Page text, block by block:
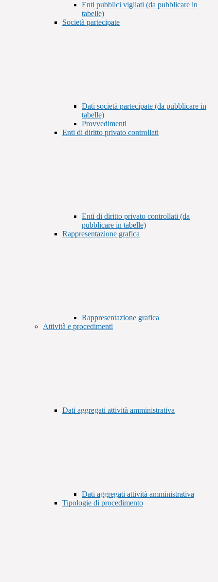
Enti pubblici vigilati (da pubblicare in
tabelle)
Società partecipate
Dati società partecipate (da pubblicare in
tabelle)
Provvedimenti
Enti di diritto privato controllati
Enti di diritto privato controllati (da
pubblicare in tabelle)
Rappresentazione grafica
Rappresentazione grafica
Attività e procedimenti
Dati aggregati attività amministrativa
Dati aggregati attività amministrativa
Tipologie di procedimento